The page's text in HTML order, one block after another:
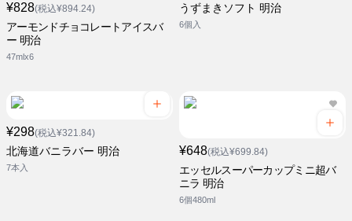
¥828(税込¥894.24)
アーモンドチョコレートアイスバ
ー 明治
47mlx6
うずまきソフト 明治
6個入
¥298(税込¥321.84)
北海道バニラバー 明治
7本入
¥648(税込¥699.84)
エッセルスーパーカップミニ超バ
ニラ 明治
6個480ml